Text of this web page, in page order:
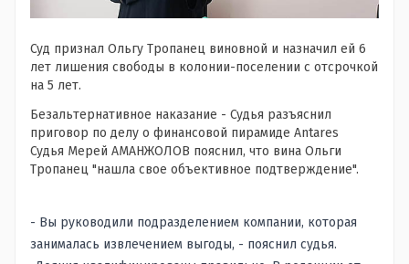
Суд признал Ольгу Тропанец виновной и назначил ей 6
лет лишения свободы в колонии-поселении с отсрочкой
на 5 лет.
Безальтернативное наказание - Судья разъяснил
приговор по делу о финансовой пирамиде Antares
Судья Мерей АМАНЖОЛОВ пояснил, что вина Ольги
Тропанец "нашла свое объективное подтверждение".
- Вы руководили подразделением компании, которая
занималась извлечением выгоды, - пояснил судья.